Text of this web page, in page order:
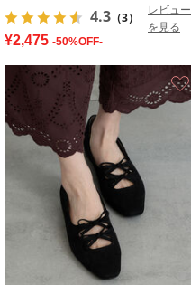
4.3 （3）
レビュー
を見る
¥2,475 -50%OFF-